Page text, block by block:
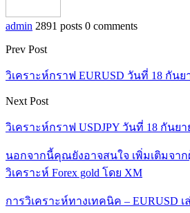
admin 2891 posts 0 comments
Prev Post
วิเคราะห์กราฟ EURUSD วันที่ 18 กันย
Next Post
วิเคราะห์กราฟ USDJPY วันที่ 18 กันย
นอกจากนี้คุณยังอาจสนใจ เพิ่มเติมจา
วิเคราะห์ Forex gold โดย XM
การวิเคราะห์ทางเทคนิค – EURUSD